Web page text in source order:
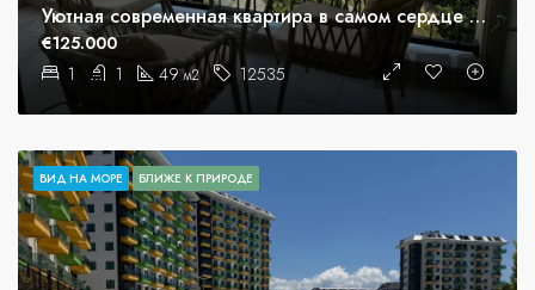
Уютная современная квартира в самом сердце Махмутлара
1 1 49 м2 12535
€125.000
ВИД НА МОРЕ БЛИЖЕ К ПРИРОДЕ